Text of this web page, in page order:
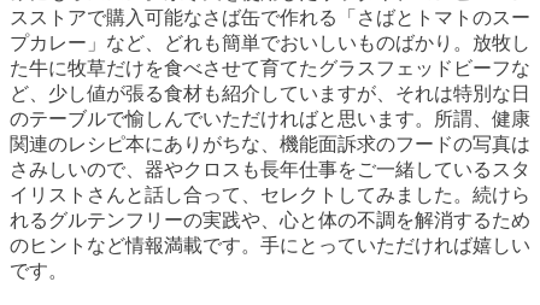
スストアで購入可能なさば缶で作れる「さばとトマトのスー
プカレー」など、どれも簡単でおいしいものばかり。放牧し
た牛に牧草だけを食べさせて育てたグラスフェッドビーフな
ど、少し値が張る食材も紹介していますが、それは特別な日
のテーブルで愉しんでいただければと思います。所謂、健康
関連のレシピ本にありがちな、機能面訴求のフードの写真は
さみしいので、器やクロスも長年仕事をご一緒しているスタ
イリストさんと話し合って、セレクトしてみました。続けら
れるグルテンフリーの実践や、心と体の不調を解消するため
のヒントなど情報満載です。手にとっていただければ嬉しい
です。